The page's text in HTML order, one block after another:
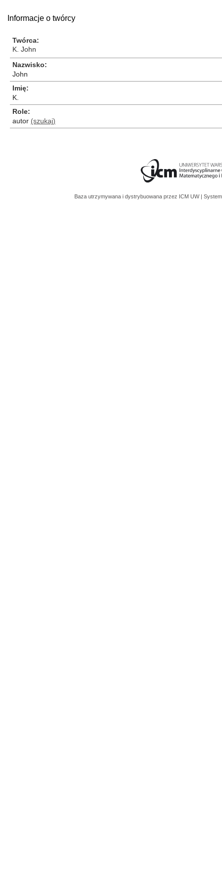
Informacje o twórcy
Twórca
K. John
Nazwisko
John
Imię
K.
Role
autor (szukaj)
Baza utrzymywana i dystrybuowana przez ICM UW |